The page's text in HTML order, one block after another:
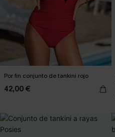
Por fin conjunto de tankini rojo
42,00 €